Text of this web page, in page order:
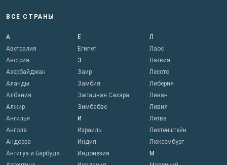
ВСЕ СТРАНЫ
А
Австралия
Австрия
Азербайджан
Аланды
Албания
Алжир
Ангилья
Ангола
Андорра
Антигуа и Барбуда
Е
Египет
З
Заир
Замбия
Западная Сахара
Зимбабве
И
Израиль
Индия
Индонезия
Л
Лаос
Латвия
Лесото
Либерия
Ливан
Ливия
Литва
Лихтенштейн
Люксембург
М